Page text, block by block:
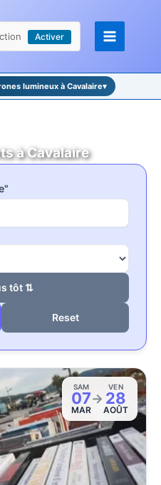
Activer
lumineux à Cavalaire▾
à Cavalaire
tôt ⇅
Reset
SAM
07
MAR
→
VEN
28
AOÛT